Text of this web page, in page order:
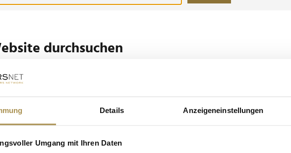
Details Anzeigeneinstellungen
Umgang mit Ihren Daten
durchsuchen
diese Wortgruppe enthalten: Setzen Sie die gesuchten
zb "Vorname Nachname".